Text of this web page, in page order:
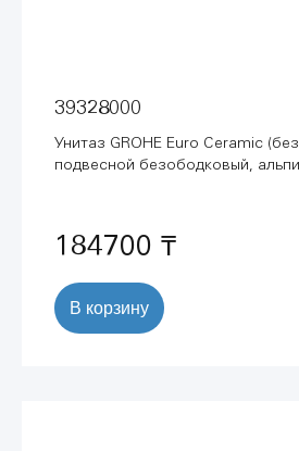
39328000
Унитаз GROHE Euro Ceramic
подвесной безободковый,
184700 ₸
В корзину